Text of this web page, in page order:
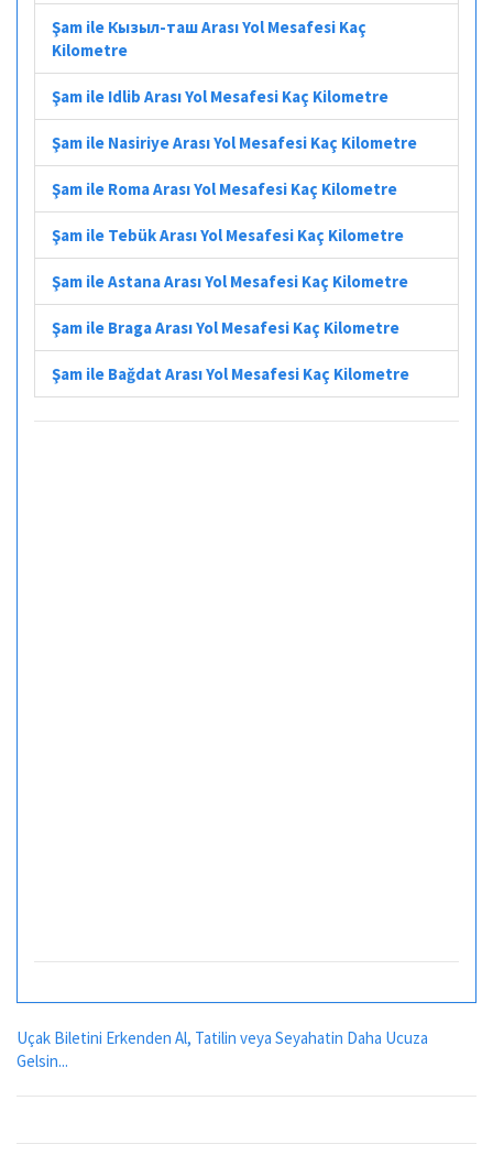
Şam ile Кызыл-таш Arası Yol Mesafesi Kaç
Kilometre
Şam ile Idlib Arası Yol Mesafesi Kaç Kilometre
Şam ile Nasiriye Arası Yol Mesafesi Kaç Kilometre
Şam ile Roma Arası Yol Mesafesi Kaç Kilometre
Şam ile Tebük Arası Yol Mesafesi Kaç Kilometre
Şam ile Astana Arası Yol Mesafesi Kaç Kilometre
Şam ile Braga Arası Yol Mesafesi Kaç Kilometre
Şam ile Bağdat Arası Yol Mesafesi Kaç Kilometre
Uçak Biletini Erkenden Al, Tatilin veya Seyahatin Daha Ucuza
Gelsin...